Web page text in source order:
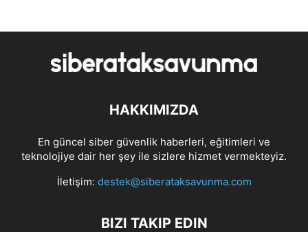
HAKKIMIZDA
En güncel siber güvenlik haberleri, eğitimleri ve
teknolojiye dair her şey ile sizlere hizmet vermekteyiz.
İletişim: destek@siberataksavunma.com
BIZI TAKIP EDIN